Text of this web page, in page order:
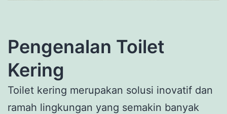
Pengenalan Toilet
Kering
Toilet kering merupakan solusi inovatif dan
ramah lingkungan yang semakin banyak